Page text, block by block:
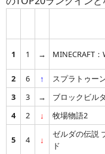
1 1 → MINECRAFT
2
6 ↑ スプラトゥー
3
3 → ブロックビル
4
2 ↓ 牧場物語2
5 4 ↓
ゼルダの伝説
ド